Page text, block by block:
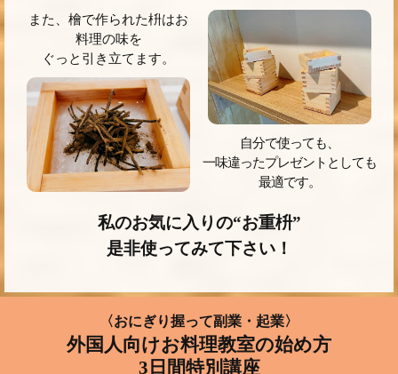
また、檜で作られた枡はお
料理の味を
ぐっと引き立てます。
自分で使っても、
一味違ったプレゼントとしても
最適です。
私のお気に入りの“お重枡”
是非使ってみて下さい！
〈おにぎり握って副業・起業〉
外国人向けお料理教室の始め方
3日間特別講座